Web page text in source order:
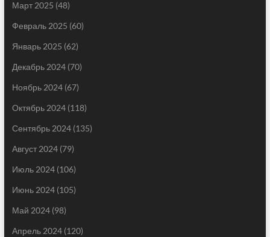
Март 2025 (48)
Февраль 2025 (60)
Январь 2025 (62)
Декабрь 2024(70)
Ноябрь 2024(67)
Октябрь 2024(118)
Сентябрь 2024(135)
Август 2024(79)
Июль 2024(106)
Июнь 2024(105)
Май 2024(98)
Апрель 2024(120)